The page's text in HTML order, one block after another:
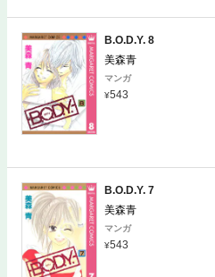
B.O.D.Y. 8
美森青
マンガ
543
B.O.D.Y. 7
美森青
マンガ
543